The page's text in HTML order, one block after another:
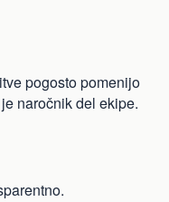
pogosto pomenijo
naročnik del ekipe.